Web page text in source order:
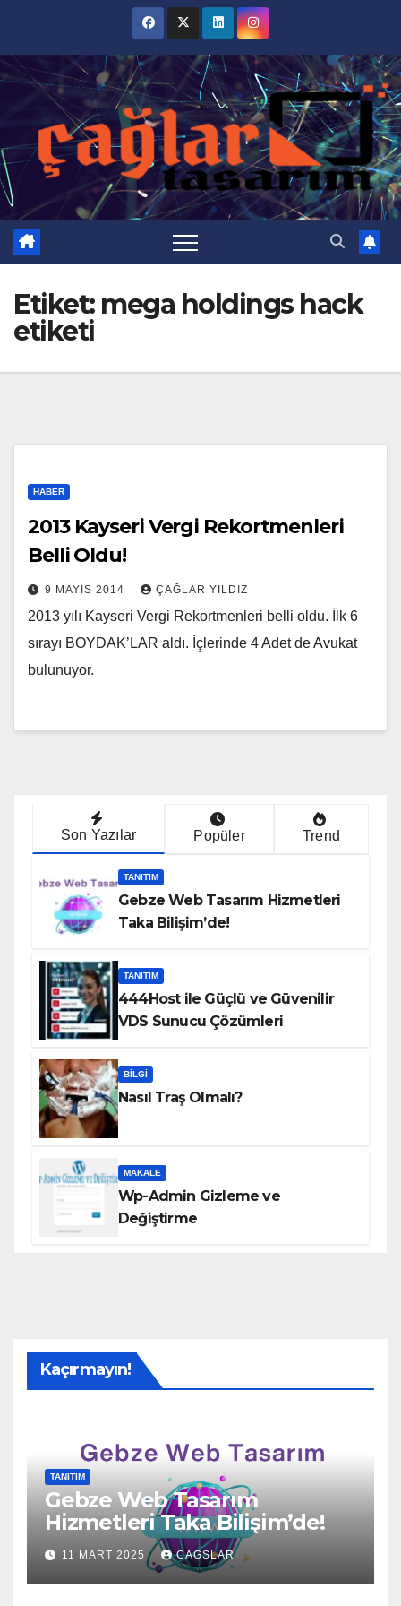
content
Etiket: mega holdings hack
etiketi
HABER
2013 Kayseri Vergi Rekortmenleri
Belli Oldu!
9 MAYIS 2014 ÇAĞLAR YILDIZ
2013 yılı Kayseri Vergi Rekortmenleri belli oldu. İlk 6
sırayı BOYDAK’LAR aldı. İçlerinde 4 Adet de Avukat
bulunuyor.
Son Yazılar Popüler Trend
TANITIM
Gebze Web Tasarım Hizmetleri
Taka Bilişim’de!
TANITIM
444Host ile Güçlü ve Güvenilir
VDS Sunucu Çözümleri
BILGI
Nasıl Traş Olmalı?
MAKALE
Wp-Admin Gizleme ve
Değiştirme
Kaçırmayın!
TANITIM
Gebze Web Tasarım
Hizmetleri Taka Bilişim’de!
11 MART 2025 CAGSLAR